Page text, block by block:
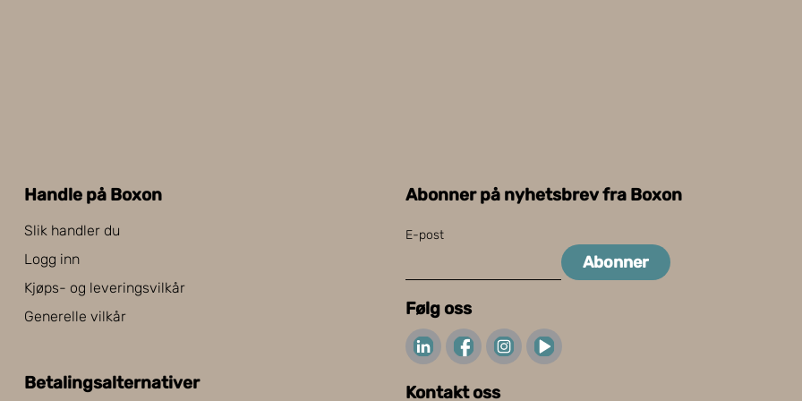
Handle på Boxon
Slik handler du
Logg inn
Kjøps- og leveringsvilkår
Generelle vilkår
Betalingsalternativer
Abonner på nyhetsbrev fra Boxon
E-post
Abonner
Følg oss
Kontakt oss